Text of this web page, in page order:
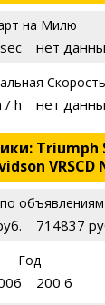
на Милю
нет
Скорость
/ h нет
Triumph
VRSCD
714837
Год
200 6